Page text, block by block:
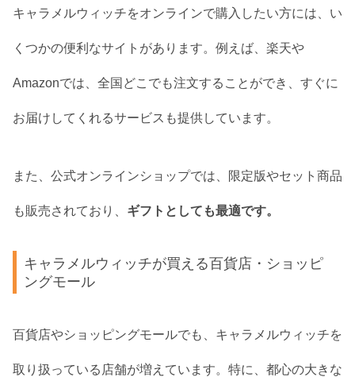
キャラメルウィッチをオンラインで購入したい方には、い
くつかの便利なサイトがあります。例えば、楽天や
Amazonでは、全国どこでも注文することができ、すぐに
お届けしてくれるサービスも提供しています。
また、公式オンラインショップでは、限定版やセット商品
も販売されており、 ギフトとしても最適です。
キャラメルウィッチが買える百貨店・ショッピ
ングモール
百貨店やショッピングモールでも、キャラメルウィッチを
取り扱っている店舗が増えています。特に、都心の大きな